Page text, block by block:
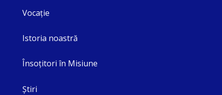
Vocaţie
Istoria noastră
Însoţitori în Misiune
Ştiri